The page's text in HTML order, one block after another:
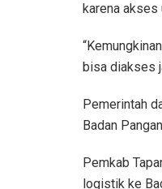
karena akses
bisa diakses
Pemerintah
Badan
Pemkab
logistik ke